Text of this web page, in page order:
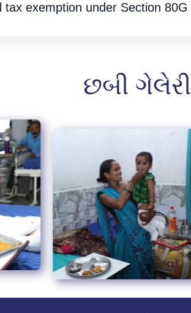
tax exemption under Section 80G
છબી ગેલેરી